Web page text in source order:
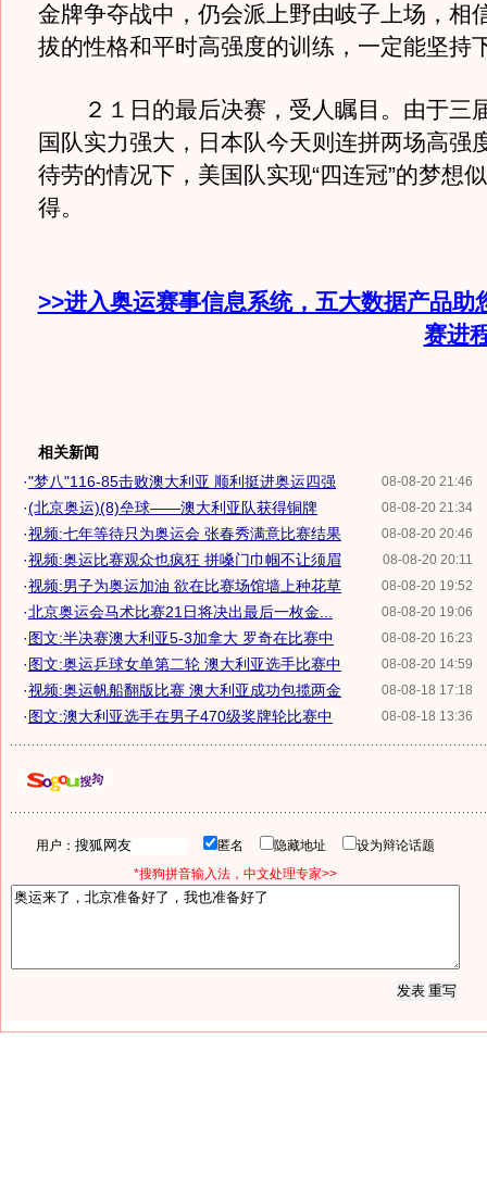
金牌争夺战中，仍会派上野由岐子上场，相
拔的性格和平时高强度的训练，一定能坚持
２１日的最后决赛，受人瞩目。由于三
国队实力强大，日本队今天则连拼两场高强
待劳的情况下，美国队实现“四连冠”的梦想
得。
>>进入奥运赛事信息系统，五大数据产品助
赛进
相关新闻
08-08-20 21:46
·"梦八"116-85击败澳大利亚 顺利挺进奥运四强
08-08-20 21:34
·(北京奥运)(8)垒球——澳大利亚队获得铜牌
08-08-20 20:46
·视频:七年等待只为奥运会 张春秀满意比赛结果
08-08-20 20:11
·视频:奥运比赛观众也疯狂 拼嗓门巾帼不让须眉
08-08-20 19:52
·视频:男子为奥运加油 欲在比赛场馆墙上种花草
08-08-20 19:06
·北京奥运会马术比赛21日将决出最后一枚金...
08-08-20 16:23
·图文:半决赛澳大利亚5-3加拿大 罗奇在比赛中
08-08-20 14:59
·图文:奥运乒球女单第二轮 澳大利亚选手比赛中
08-08-18 17:18
·视频:奥运帆船翻版比赛 澳大利亚成功包揽两金
08-08-18 13:36
·图文:澳大利亚选手在男子470级奖牌轮比赛中
用户： 匿名 隐藏地址
设为辩论话题
*搜狗拼音输入法，中文处理专家>>